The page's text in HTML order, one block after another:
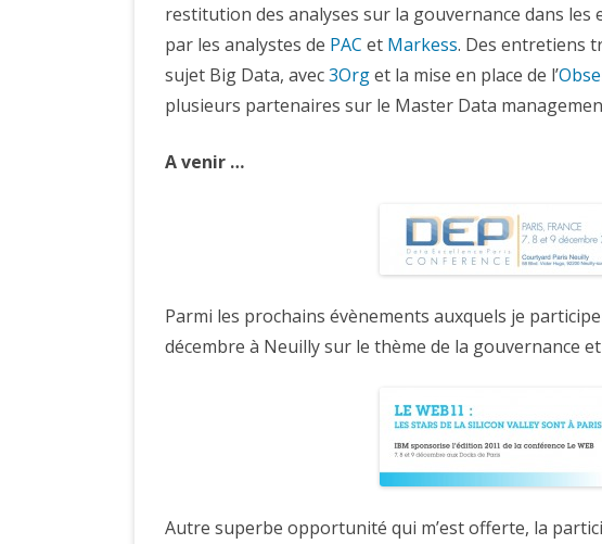
restitution des analyses sur la gouvernance dans
par les analystes de PAC et Markess. Des entretiens
sujet Big Data, avec3Orget la mise en place de l’
plusieurs partenaires sur le Master Data
A venir …
Parmi les prochains évènements auxquels je
décembre à Neuilly sur le thème de la gouvernance
Autre superbe opportunité qui m’est offerte, la